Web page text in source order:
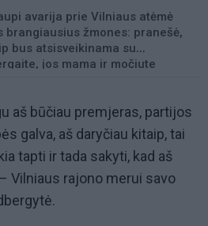
avarija prie Vilniaus atėmė
brangiausius žmones: pranešė,
bus atsisveikinama su
jos mama ir močiute
aš būčiau premjeras, partijos
galva, aš daryčiau kitaip, tai
tapti ir tada sakyti, kad aš
Vilniaus rajono merui savo